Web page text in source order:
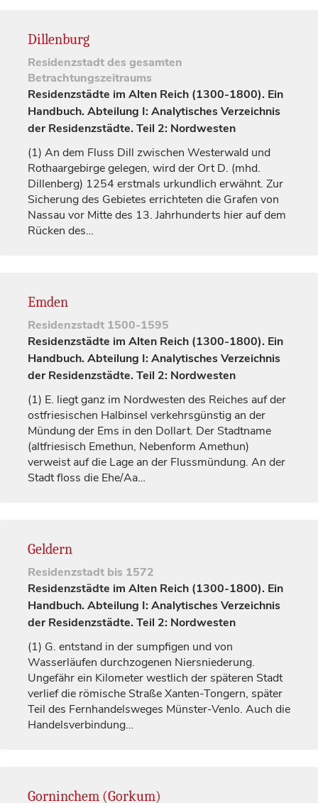
Dillenburg
Residenzstadtdes gesamten
Betrachtungszeitraums
Residenzstädte im Alten Reich (1300-1800). Ein
Handbuch. Abteilung I: Analytisches Verzeichnis
der Residenzstädte. Teil 2: Nordwesten
(1) An dem Fluss Dill zwischen Westerwald und
Rothaargebirge gelegen, wird der Ort D. (mhd.
Dillenberg) 1254 erstmals urkundlich erwähnt. Zur
Sicherung des Gebietes errichteten die Grafen von
Nassau vor Mitte des 13. Jahrhunderts hier auf dem
Rücken des…
Emden
Residenzstadt 1500-1595
Residenzstädte im Alten Reich (1300-1800). Ein
Handbuch. Abteilung I: Analytisches Verzeichnis
der Residenzstädte. Teil 2: Nordwesten
(1) E. liegt ganz im Nordwesten des Reiches auf der
ostfriesischen Halbinsel verkehrsgünstig an der
Mündung der Ems in den Dollart. Der Stadtname
(altfriesisch Emethun, Nebenform Amethun)
verweist auf die Lage an der Flussmündung. An der
Stadt floss die Ehe/Aa…
Geldern
Residenzstadt bis 1572
Residenzstädte im Alten Reich (1300-1800). Ein
Handbuch. Abteilung I: Analytisches Verzeichnis
der Residenzstädte. Teil 2: Nordwesten
(1) G. entstand in der sumpfigen und von
Wasserläufen durchzogenen Niersniederung.
Ungefähr ein Kilometer westlich der späteren Stadt
verlief die römische Straße Xanten-Tongern, später
Teil des Fernhandelsweges Münster-Venlo. Auch die
Handelsverbindung…
Gorninchem (Gorkum)